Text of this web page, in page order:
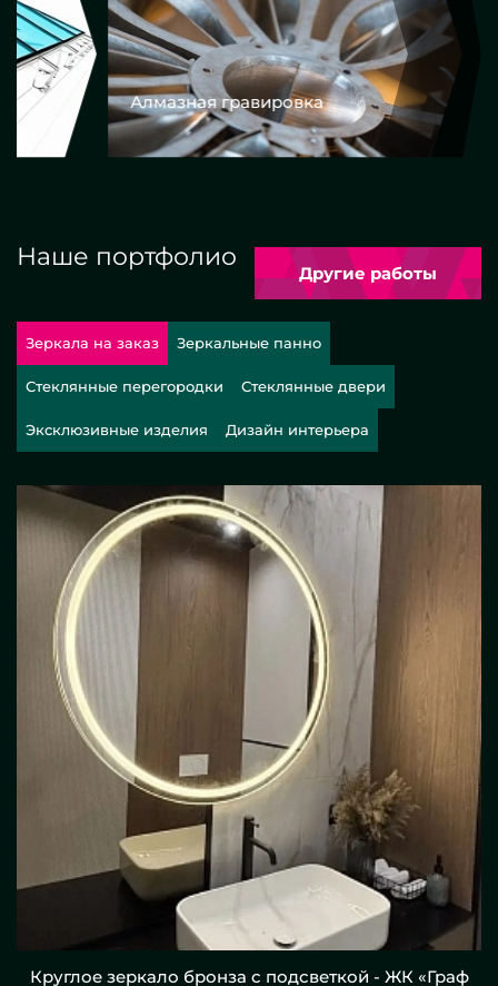
Алмазная гравировка
Наше портфолио
Другие работы
Зеркала на заказ Зеркальные панно
Стеклянные перегородки Стеклянные двери
Эксклюзивные изделия Дизайн интерьера
Круглое зеркало бронза с подсветкой - ЖК «Граф